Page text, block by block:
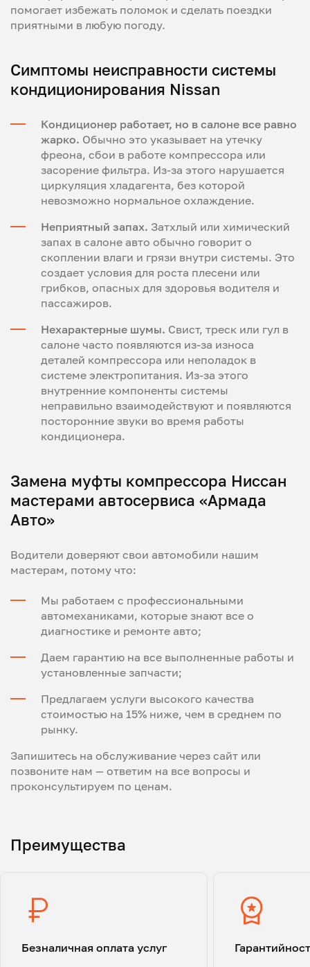
помогает избежать поломок и сделать поездки
приятными в любую погоду.
Симптомы неисправности системы
кондиционирования Nissan
Кондиционер работает, но в салоне все равно
жарко. Обычно это указывает на утечку
фреона, сбои в работе компрессора или
засорение фильтра. Из-за этого нарушается
циркуляция хладагента, без которой
невозможно нормальное охлаждение.
Неприятный запах. Затхлый или химический
запах в салоне авто обычно говорит о
скоплении влаги и грязи внутри системы. Это
создает условия для роста плесени или
грибков, опасных для здоровья водителя и
пассажиров.
Нехарактерные шумы. Свист, треск или гул в
салоне часто появляются из-за износа
деталей компрессора или неполадок в
системе электропитания. Из-за этого
внутренние компоненты системы
неправильно взаимодействуют и появляются
посторонние звуки во время работы
кондиционера.
Замена муфты компрессора Ниссан
мастерами автосервиса «Армада
Авто»
Водители доверяют свои автомобили нашим
мастерам, потому что:
Мы работаем с профессиональными
автомеханиками, которые знают все о
диагностике и ремонте авто;
Даем гарантию на все выполненные работы и
установленные запчасти;
Предлагаем услуги высокого качества
стоимостью на 15% ниже, чем в среднем по
рынку.
Запишитесь на обслуживание через сайт или
позвоните нам — ответим на все вопросы и
проконсультируем по ценам.
Преимущества
Безналичная оплата услуг